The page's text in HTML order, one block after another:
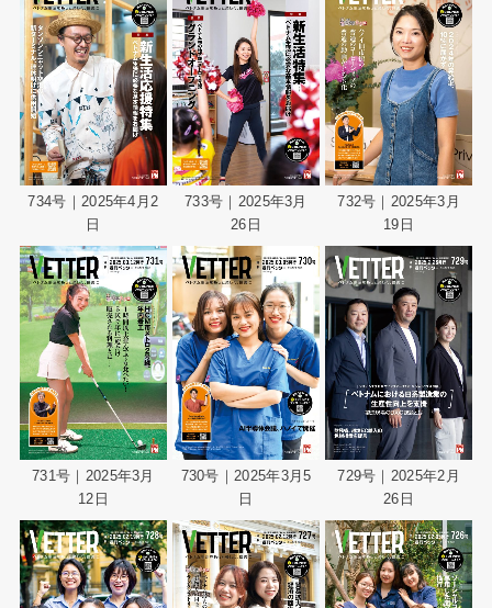
734号｜2025年4月2
日
733号｜2025年3月
26日
732号｜2025年3月
19日
731号｜2025年3月
12日
730号｜2025年3月5
日
729号｜2025年2月
26日